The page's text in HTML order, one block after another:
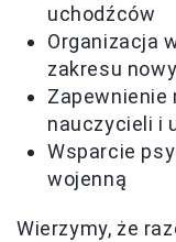
uchodźców
Organizacja
zakresu
Zapewnienie
nauczycieli i
Wsparcie
wojenną
Wierzymy, że